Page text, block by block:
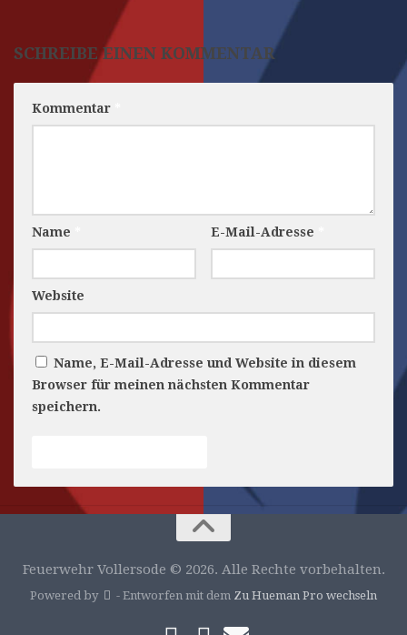
SCHREIBE EINEN KOMMENTAR
Kommentar
Name E-Mail-Adresse
Website
Name, E-Mail-Adresse und Website in diesem
Browser für meinen nächsten Kommentar
speichern.
Feuerwehr Vollersode © 2026. Alle Rechte vorbehalten.
Powered by - Entworfen mit dem Zu Hueman Pro wechseln